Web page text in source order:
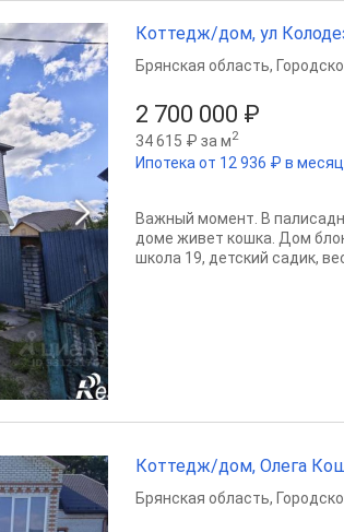
Коттедж/дом, ул
2 700 000 ₽
34 615 ₽ за м2
Ипотека от 12 936 ₽ в месяц
Брянская область,
Важный момент. В
доме живет кошка. Дом
школа 19, детский садик,
Коттедж/дом, Олега
Брянская область,